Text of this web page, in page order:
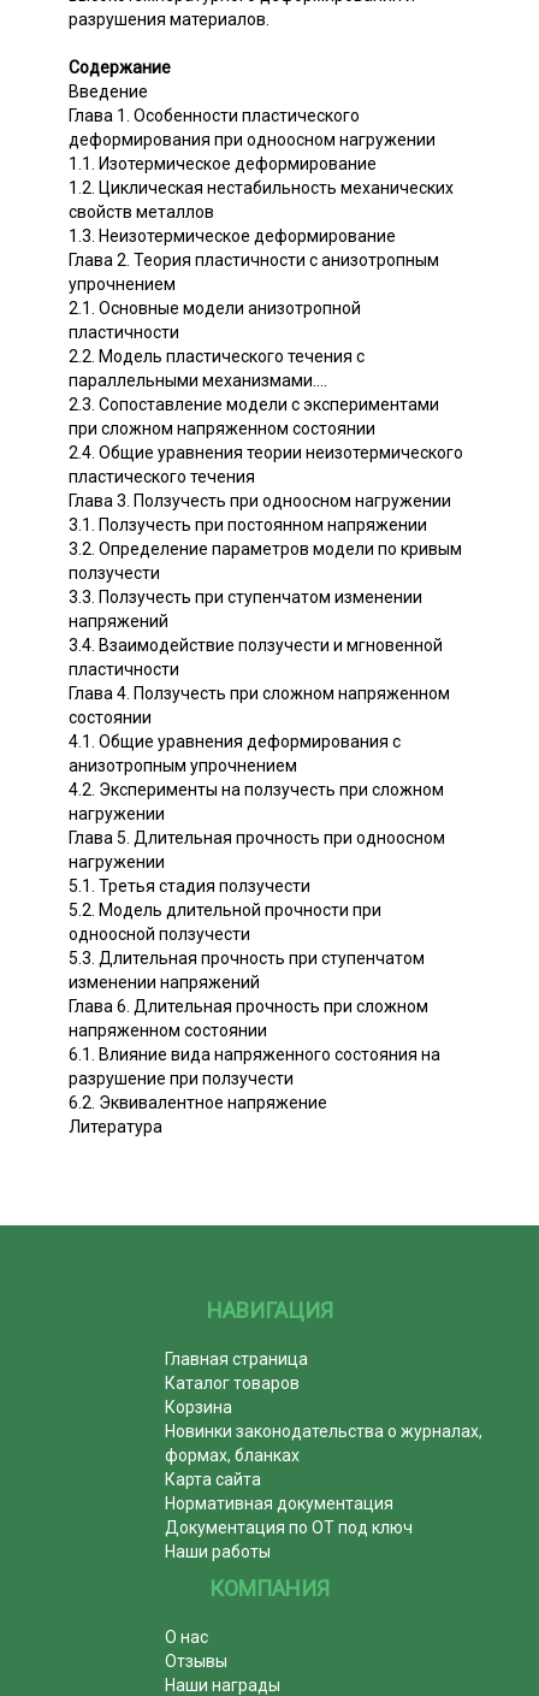
разрушения материалов.
Содержание
Введение
Глава 1. Особенности пластического
деформирования при одноосном нагружении
1.1. Изотермическое деформирование
1.2. Циклическая нестабильность механических
свойств металлов
1.3. Неизотермическое деформирование
Глава 2. Теория пластичности с анизотропным
упрочнением
2.1. Основные модели анизотропной
пластичности
2.2. Модель пластического течения с
параллельными механизмами....
2.3. Сопоставление модели с экспериментами
при сложном напряженном состоянии
2.4. Общие уравнения теории неизотермического
пластического течения
Глава 3. Ползучесть при одноосном нагружении
3.1. Ползучесть при постоянном напряжении
3.2. Определение параметров модели по кривым
ползучести
3.3. Ползучесть при ступенчатом изменении
напряжений
3.4. Взаимодействие ползучести и мгновенной
пластичности
Глава 4. Ползучесть при сложном напряженном
состоянии
4.1. Общие уравнения деформирования с
анизотропным упрочнением
4.2. Эксперименты на ползучесть при сложном
нагружении
Глава 5. Длительная прочность при одноосном
нагружении
5.1. Третья стадия ползучести
5.2. Модель длительной прочности при
одноосной ползучести
5.3. Длительная прочность при ступенчатом
изменении напряжений
Глава 6. Длительная прочность при сложном
напряженном состоянии
6.1. Влияние вида напряженного состояния на
разрушение при ползучести
6.2. Эквивалентное напряжение
Литература
НАВИГАЦИЯ
Главная страница
Каталог товаров
Корзина
Новинки законодательства о журналах,
формах, бланках
Карта сайта
Нормативная документация
Документация по ОТ под ключ
Наши работы
КОМПАНИЯ
О нас
Отзывы
Наши награды